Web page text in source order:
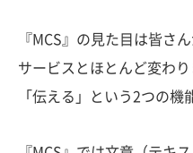
『MCS』の見た目は皆さ
サービスとほとんど変わ
「伝える」という2つの機